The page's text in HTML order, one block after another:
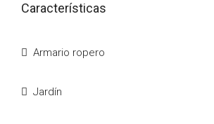
Características
Armario ropero
Jardín